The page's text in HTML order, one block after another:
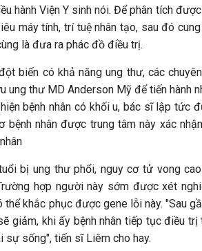
hành Viện Y sinh nói. Để phân tích
máy tính, trí tuệ nhân tạo, sau đó
là đưa ra phác đồ điều trị.
biến có khả năng ung thư, các
ung thư MD Anderson Mỹ để tiến hành
bệnh nhân có khối u, bác sĩ lập tức
bệnh nhân được trung tâm này xác
bị ung thư phổi, nguy cơ tử vong
hợp người này sớm được xét
khắc phục được gene lỗi này. "Sau
giảm, khi ấy bệnh nhân tiếp tục điều
sự sống", tiến sĩ Liêm cho hay.